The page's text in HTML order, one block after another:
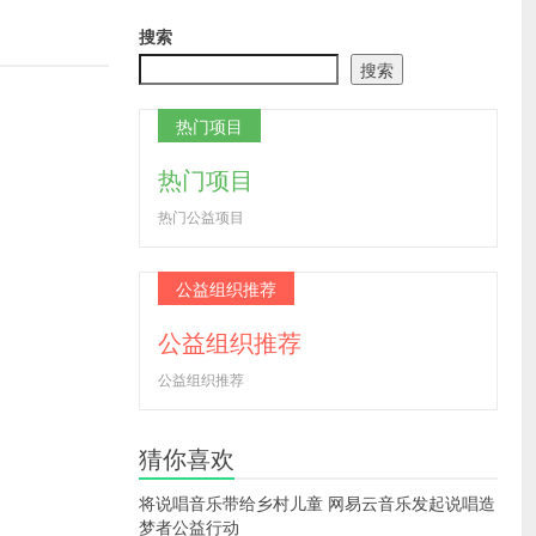
搜索
搜索
热门项目
热门项目
热门公益项目
公益组织推荐
公益组织推荐
公益组织推荐
猜你喜欢
将说唱音乐带给乡村儿童 网易云音乐发起说唱造
梦者公益行动